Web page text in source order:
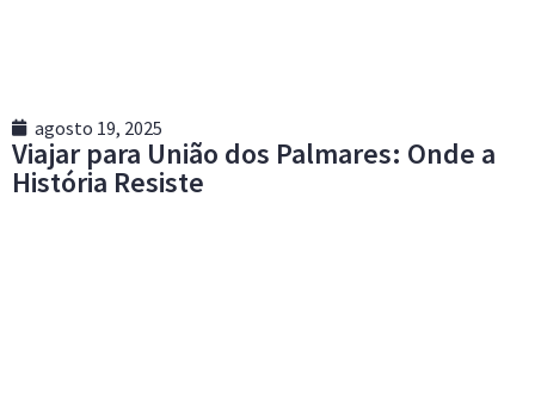
agosto 19, 2025
Viajar para União dos Palmares: Onde a
História Resiste